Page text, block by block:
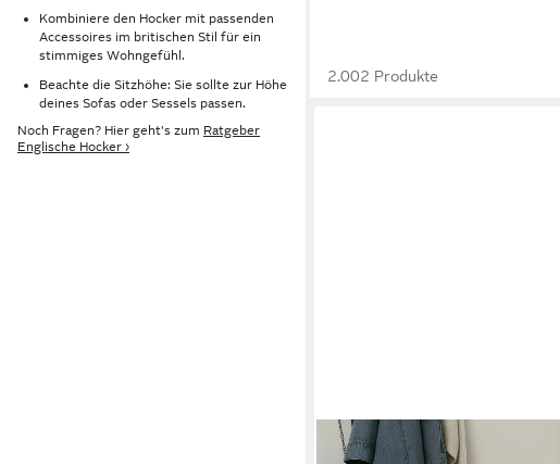
Kombiniere den Hocker mit passenden
Accessoires im britischen Stil für ein
stimmiges Wohngefühl.
Beachte die Sitzhöhe: Sie sollte zur Höhe
deines Sofas oder Sessels passen.
Noch Fragen? Hier geht's zum Ratgeber
Englische Hocker ›
2.002 Produkte